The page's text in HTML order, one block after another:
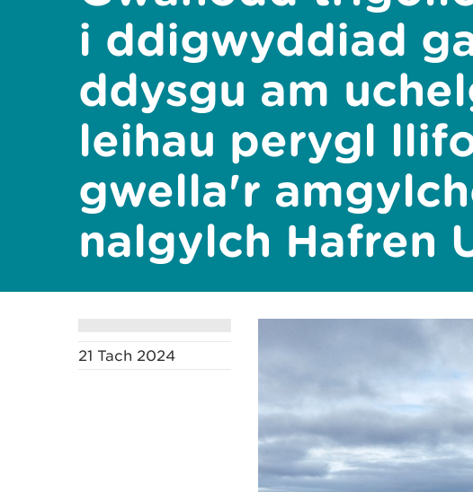
i ddigwyddiad
ddysgu am
leihau perygl
gwella'r
nalgylch Hafren
21 Tach 2024